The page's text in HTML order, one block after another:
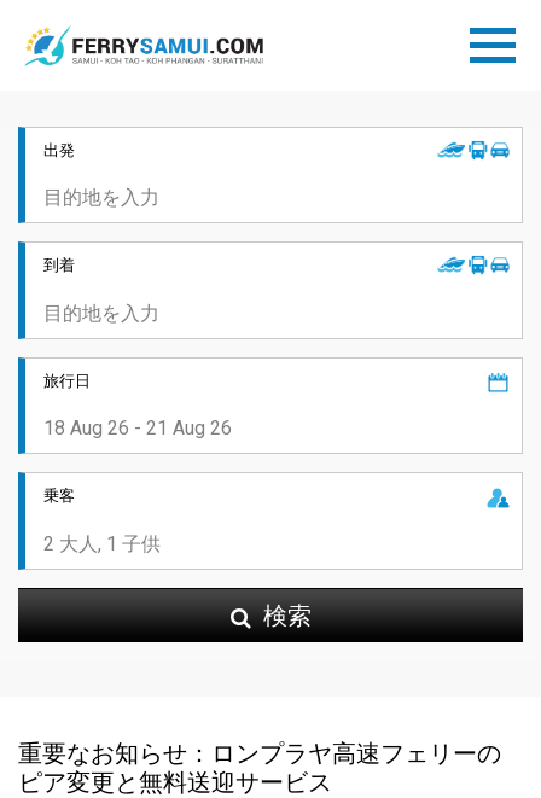
出発
到着
旅行日
乗客
検索
重要なお知らせ：ロンプラヤ高速フェリーの
ピア変更と無料送迎サービス